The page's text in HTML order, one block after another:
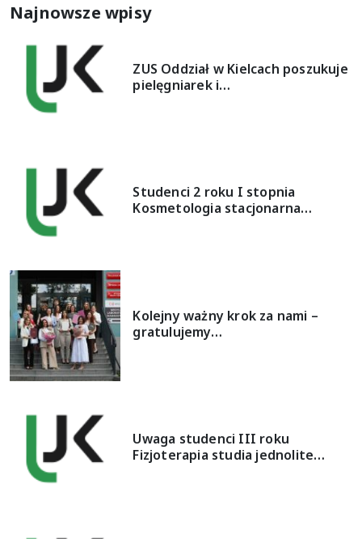
Najnowsze wpisy
ZUS Oddział w Kielcach poszukuje
pielęgniarek i…
Studenci 2 roku I stopnia
Kosmetologia stacjonarna…
Kolejny ważny krok za nami –
gratulujemy…
Uwaga studenci III roku
Fizjoterapia studia jednolite…